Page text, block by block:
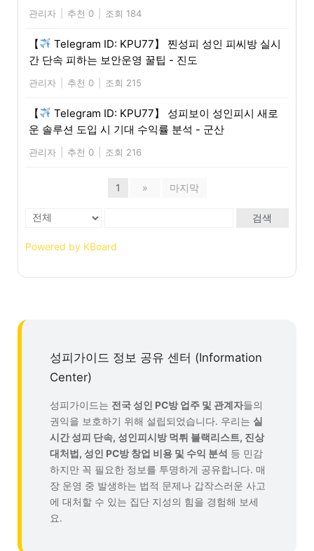
관리자 추천 0 조회 184
【
Telegram ID: KPU77】 찐성피 성인 피씨방 실시
간 단속 피하는 보안운영 꿀팁 - 진도
관리자 추천 0 조회 215
【
Telegram ID: KPU77】 성피보이 성인피시 새로
운 솔루션 도입 시 기대 수익률 분석 - 군산
관리자 추천 0 조회 216
1 » 마지막
검색
Powered by KBoard
성피가이드 정보 공유 센터 (Information
Center)
성피가이드는 전국 성인 PC방 업주 및 관계자들의
권익을 보호하기 위해 설립되었습니다. 우리는 실
시간 성피 단속, 성인피시방 먹튀 블랙리스트, 진상
대처법, 성인 PC방 창업 비용 및 수익 분석 등 민감
하지만 꼭 필요한 정보를 투명하게 공유합니다. 매
장 운영 중 발생하는 법적 문제나 갑작스러운 사고
에 대처할 수 있는 집단 지성의 힘을 경험해 보세
요.